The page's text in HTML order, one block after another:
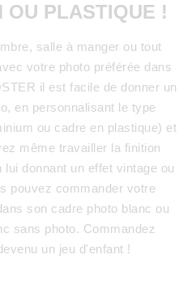
OU PLASTIQUE !
salle à manger ou tout
votre photo préférée dans
il est facile de donner un
en personnalisant le type
ou cadre en plastique) et
même travailler la finition
donnant un effet vintage ou
pouvez commander votre
son cadre photo blanc ou
sans photo. Commandez
un jeu d'enfant !